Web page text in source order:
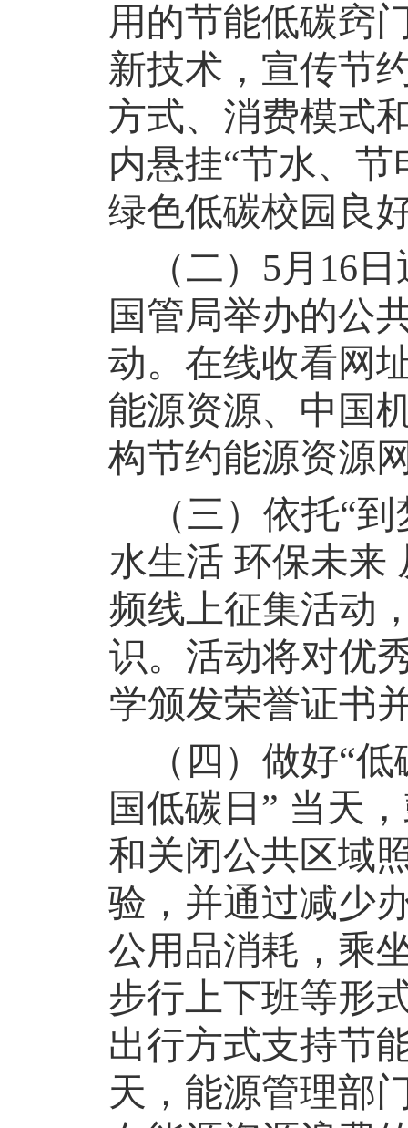
用的节能低碳窍
新技术，宣传节
方式、消费模式
内悬挂“节水、
绿色低碳校园良
（二） 5月16
国管局举办的公
动。在线收看网
能源资源、中国
构节约能源资源
（三） 依托“
水生活 环保未来
频线上征集活动
识。活动将对优
学颁发荣誉证书
（四）做好“低
国低碳日” 当天
和关闭公共区域
验，并通过减少
公用品消耗，乘
步行上下班等形
出行方式支持节
天，能源管理部